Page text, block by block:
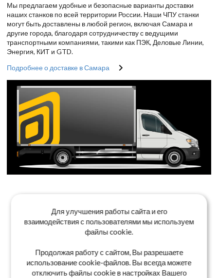
Мы предлагаем удобные и безопасные варианты доставки
наших станков по всей территории России. Наши ЧПУ станки
могут быть доставлены в любой регион, включая Самара и
другие города, благодаря сотрудничеству с ведущими
транспортными компаниями, такими как ПЭК, Деловые Линии,
Энергия, КИТ и GTD.
Подробнее о доставке в Самара
Для улучшения работы сайта и его
взаимодействия с пользователями мы используем
файлы cookie.
Продолжая работу с сайтом, Вы разрешаете
использование cookie-файлов. Вы всегда можете
отключить файлы cookie в настройках Вашего